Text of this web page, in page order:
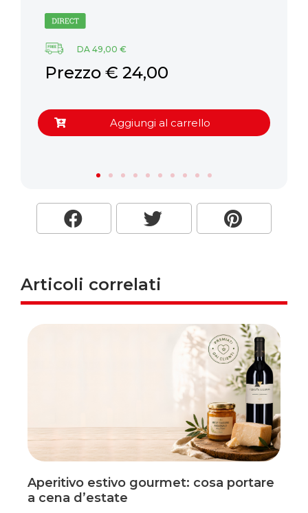
DA 49,00 €
Prezzo € 24,00
Aggiungi al carrello
Articoli correlati
Aperitivo estivo gourmet: cosa portare
a cena d’estate